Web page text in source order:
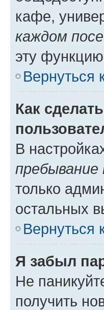
кафе,
каждом
эту
Вернуться
Как
В
только
остальных
Вернуться
Я забыл
Не
получить